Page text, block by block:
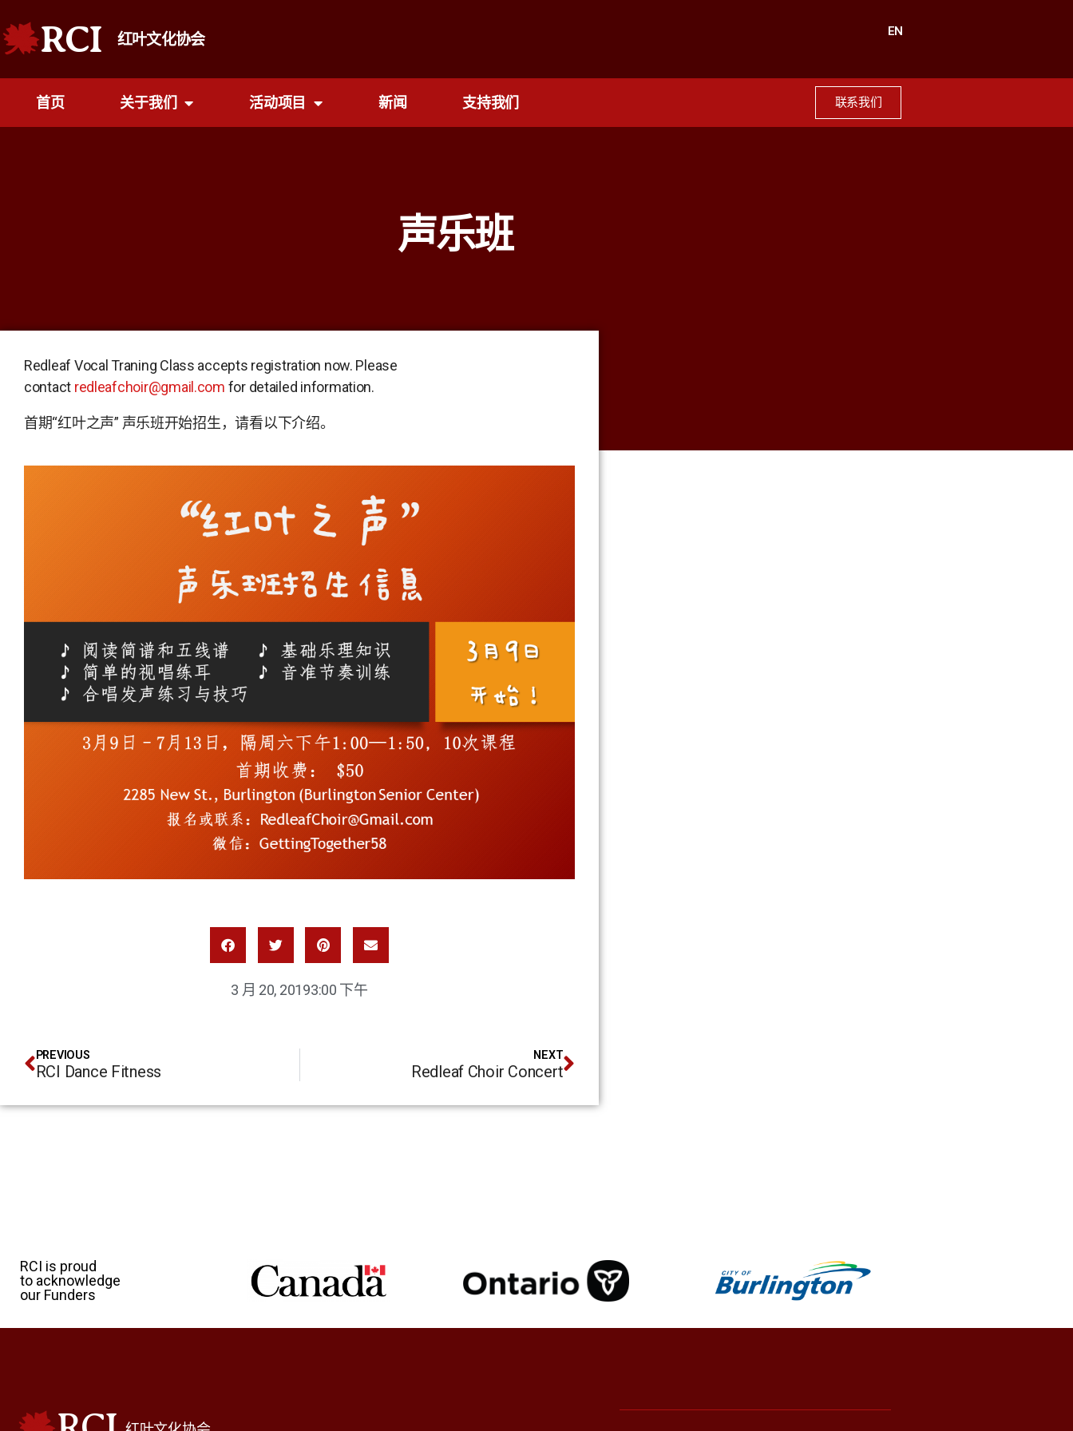
RCI 红叶文化协会 EN
首页 关于我们 活动项目 新闻 支持我们 联系我们
声乐班
Redleaf Vocal Traning Class accepts registration now. Please
contact redleafchoir@gmail.com for detailed information.
首期“红叶之声” 声乐班开始招生，请看以下介绍。
3 月 20, 20193:00 下午
PREVIOUS
RCI Dance Fitness
NEXT
Redleaf Choir Concert
RCI is proud
to acknowledge
our Funders